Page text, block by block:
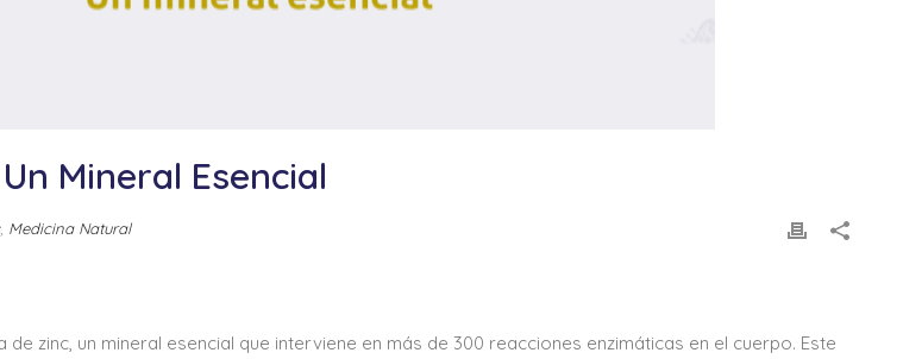
Mineral Esencial
, Medicina Natural
de zinc, un mineral esencial que interviene en más de 300 reacciones enzimáticas en el cuerpo. Este